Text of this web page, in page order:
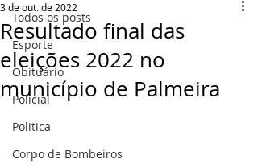
Todos os posts
Esporte
Obituário
Policial
Politica
Corpo de Bombeiros
Resultado final das
eleições 2022 no
município de Palmeira
3 de out. de 2022